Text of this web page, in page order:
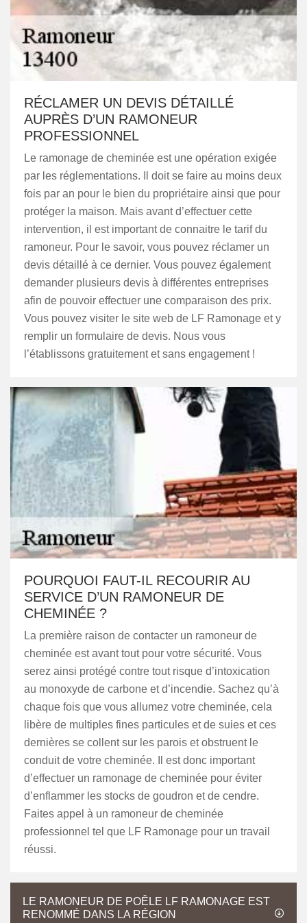
RÉCLAMER UN DEVIS DÉTAILLÉ
AUPRÈS D’UN RAMONEUR
PROFESSIONNEL
Le ramonage de cheminée est une opération exigée
par les réglementations. Il doit se faire au moins deux
fois par an pour le bien du propriétaire ainsi que pour
protéger la maison. Mais avant d’effectuer cette
intervention, il est important de connaitre le tarif du
ramoneur. Pour le savoir, vous pouvez réclamer un
devis détaillé à ce dernier. Vous pouvez également
demander plusieurs devis à différentes entreprises
afin de pouvoir effectuer une comparaison des prix.
Vous pouvez visiter le site web de LF Ramonage et y
remplir un formulaire de devis. Nous vous
l’établissons gratuitement et sans engagement !
POURQUOI FAUT-IL RECOURIR AU
SERVICE D’UN RAMONEUR DE
CHEMINÉE ?
La première raison de contacter un ramoneur de
cheminée est avant tout pour votre sécurité. Vous
serez ainsi protégé contre tout risque d’intoxication
au monoxyde de carbone et d’incendie. Sachez qu’à
chaque fois que vous allumez votre cheminée, cela
libère de multiples fines particules et de suies et ces
dernières se collent sur les parois et obstruent le
conduit de votre cheminée. Il est donc important
d’effectuer un ramonage de cheminée pour éviter
d’enflammer les stocks de goudron et de cendre.
Faites appel à un ramoneur de cheminée
professionnel tel que LF Ramonage pour un travail
réussi.
LE RAMONEUR DE POÊLE LF RAMONAGE EST
RENOMMÉ DANS LA RÉGION